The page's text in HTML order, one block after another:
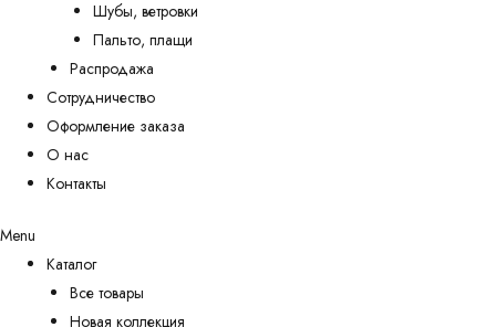
Шубы, ветровки
Пальто, плащи
Распродажа
Сотрудничество
Оформление заказа
О нас
Контакты
Menu
Каталог
Все товары
Новая коллекция